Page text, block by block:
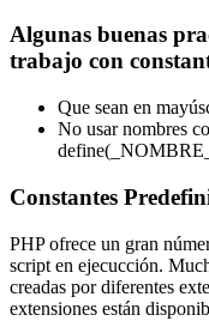
Algunas buenas
trabajo con
Que sean en
No usar nombres
Constantes
PHP ofrece un gran
script en ejecucción.
creadas por diferentes
extensiones están